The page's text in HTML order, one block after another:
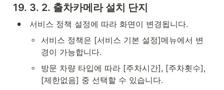
19. 3. 2. 출차카메라 설치 단지
• 서비스 정책 설정에 따라 화면이 변경됩니다.
◦
서비스 정책은 [서비스 기본 설정]메뉴에서 변
경이 가능합니다.
◦
방문 차량 타입에 따라 [주차시간], [주차횟수],
[제한없음] 중 선택할 수 있습니다.